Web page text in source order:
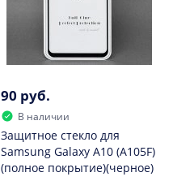
90 руб.
В наличии
Защитное стекло для
Samsung Galaxy A10 (A105F)
(полное покрытие)(черное)